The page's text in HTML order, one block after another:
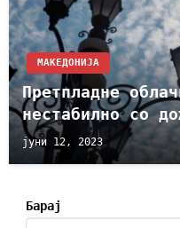
МАКЕДОНИЈА
Претпладне
нестабилно со
јуни 12, 2023
Барај